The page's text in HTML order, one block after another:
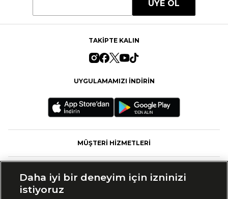
ÜYE OL
TAKİPTE KALIN
UYGULAMAMIZI İNDİRİN
MÜŞTERİ HİZMETLERİ
Daha iyi bir deneyim için izninizi
istiyoruz